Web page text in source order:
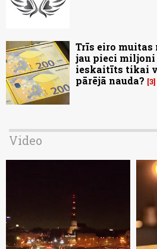
Trīs eiro muitas
jau pieci miljoni
ieskaitīts tikai
pārējā nauda? 3
Video